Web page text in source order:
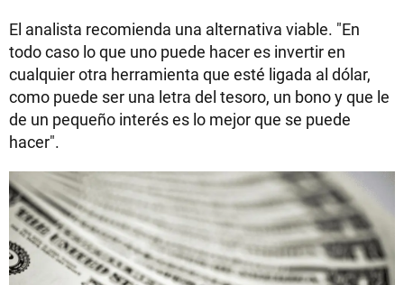
El analista recomienda una alternativa viable. "En
todo caso lo que uno puede hacer es invertir en
cualquier otra herramienta que esté ligada al dólar,
como puede ser una letra del tesoro, un bono y que le
de un pequeño interés es lo mejor que se puede
hacer".